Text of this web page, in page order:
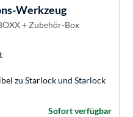
Werkzeug
+ Zubehör-Box
zu Starlock und Starlock
Sofort verfügbar